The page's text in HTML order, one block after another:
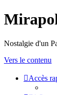
Nostalgie d'un
Vers le contenu
Accès